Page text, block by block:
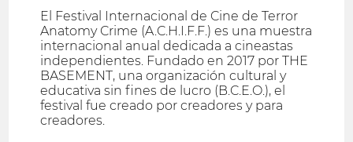
El Festival Internacional de Cine de Terror
Anatomy Crime (A.C.H.I.F.F.) es una muestra
internacional anual dedicada a cineastas
independientes. Fundado en 2017 por THE
BASEMENT, una organización cultural y
educativa sin fines de lucro (B.C.E.O.), el
festival fue creado por creadores y para
creadores.